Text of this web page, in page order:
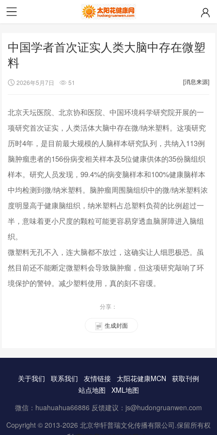
中国学者首次证实人类大脑中存在微塑
料
2026年5月7日 51 [消息来源]
北京天坛医院、北京协和医院、中国环境科学研究院开展的一
项研究首次证实，人类活体大脑中存在微/纳米塑料。这项研究
历时4年，是目前最大规模的人脑样本研究队列，共纳入113例
脑肿瘤患者的156份病变相关样本及5位健康供体的35份脑组织
样本。研究人员发现，99.4%的病变脑样本和100%健康脑样本
中均检测到微/纳米塑料。脑肿瘤周围脑组织中的微/纳米塑料浓
度明显高于健康脑组织，纳米塑料占总塑料负荷的比例超过一
半，意味着更小尺度的颗粒可能更容易穿透血脑屏障进入脑组
织。
微塑料无孔不入，连大脑都不放过，这确实让人细思极恐。虽
然目前还不能断定微塑料会导致脑肿瘤，但这项研究敲响了环
境保护的警钟。减少塑料使用，真的刻不容缓。
分享：
生成封面
关于我们 联系我们 友情链接 太阳花健康MCN
获取刊例
站点地图
XML地图
微信：huahuahua66886 反馈建议：js@hudongruanwen.com
Copyright © 2013-2026 北京华轩普瑞文化传播有限公司.保留所有权